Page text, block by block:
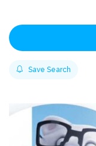
Save Search